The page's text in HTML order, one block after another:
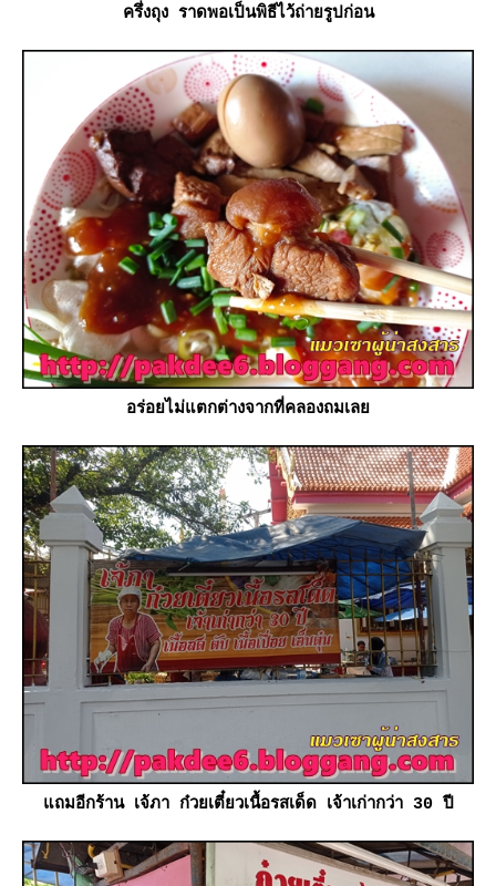
ครึ่งถุง ราดพอเป็นพิธีไว้ถ่ายรูปก่อน
อร่อยไม่แตกต่างจากที่คลองถมเล
ถมอีกร้าน เจ้ภา ก๋วยเตี๋ยวเนื้อรสเด็ด เจ้าเก่ากว่า 30 ปี